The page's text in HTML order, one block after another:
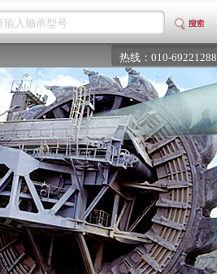
热线：010-69221288